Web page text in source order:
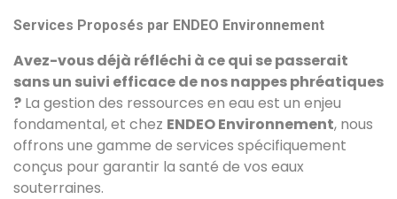
Services Proposés par ENDEO Environnement
Avez-vous déjà réfléchi à ce qui se passerait
sans un suivi efficace de nos nappes phréatiques
? La gestion des ressources en eau est un enjeu
fondamental, et chez ENDEO Environnement, nous
offrons une gamme de services spécifiquement
conçus pour garantir la santé de vos eaux
souterraines.